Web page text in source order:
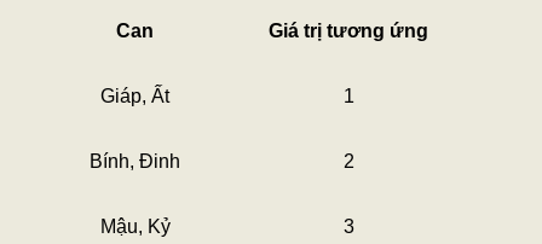
Can Giá trị tương ứng
Giáp, Ất 1
Bính, Đinh 2
Mậu, Kỷ 3